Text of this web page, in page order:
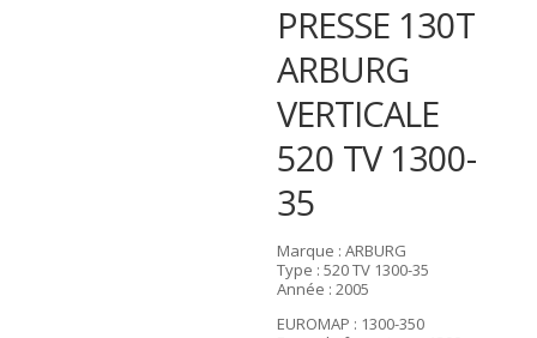
PRESSE 130T
ARBURG
VERTICALE
520 TV 1300-
35
Marque : ARBURG
Type : 520 TV 1300-35
Année : 2005
EUROMAP : 1300-350